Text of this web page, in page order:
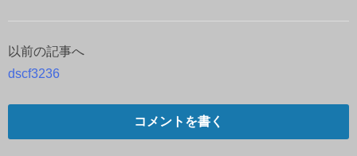
投
以前の記事へ
dscf3236
コメントを書く